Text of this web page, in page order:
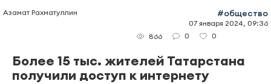
Азамат Рахматуллин #общество
07 января 2024, 09:36
866
0 0
Более 15 тыс. жителей Татарстана
получили доступ к интернету